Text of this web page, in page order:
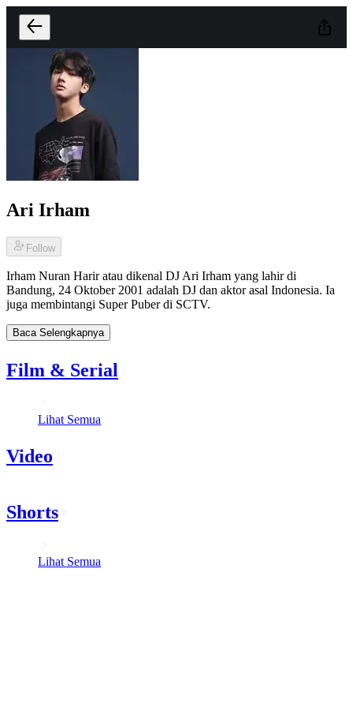
Ari Irham
Follow
Irham Nuran Harir atau dikenal DJ Ari Irham yang lahir di
Bandung, 24 Oktober 2001 adalah DJ dan aktor asal Indonesia. Ia
juga membintangi Super Puber di SCTV.
Baca Selengkapnya
Film & Serial
Lihat Semua
Video
Shorts
Lihat Semua